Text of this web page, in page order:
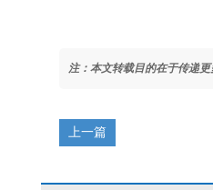
注：本文转载目的在于传递
上一篇